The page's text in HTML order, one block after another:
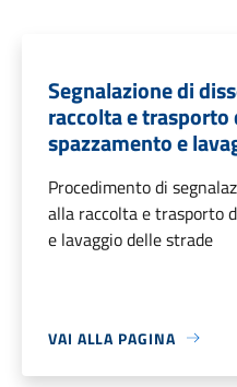
Segnalazione di
raccolta e
spazzamento e
Procedimento di
alla raccolta e trasporto
e lavaggio delle strade
VAI ALLA PAGINA